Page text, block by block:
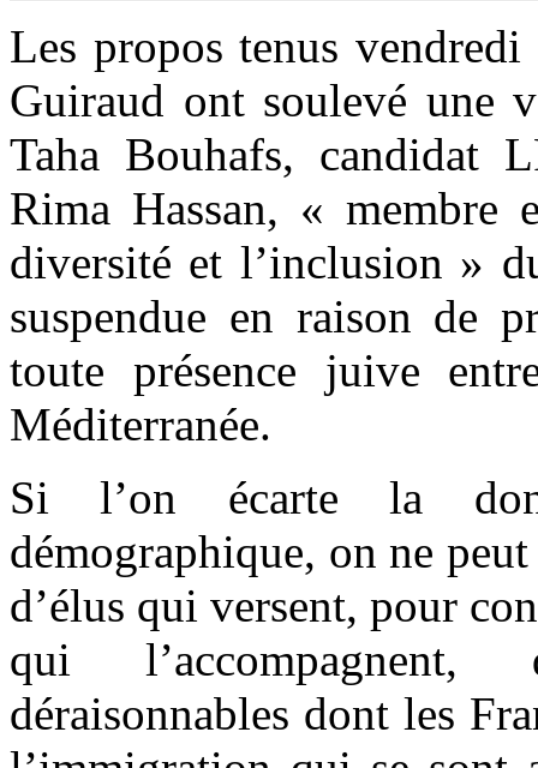
Les propos tenus
Guiraud ont soulevé une
Taha Bouhafs, candidat
Rima Hassan, «
diversité et l’inclusion »
suspendue en raison de
toute présence juive
Méditerranée.
Si l’on écarte la
démographique, on ne
d’élus qui versent, pour
qui l’accompagnent,
déraisonnables dont les